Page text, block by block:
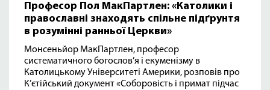
Професор Пол МакПартлен: «Католики і
православні знаходять спільне підґрунтя
в розумінні ранньої Церкви»
Монсеньйор МакПартлен, професор
систематичного богослов’я і екуменізму в
Католицькому Університеті Америки, розповів про
К’єтійський документ «Соборовість і примат підчас